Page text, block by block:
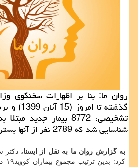
روان ما: بنا بر اظهارات سخنگوی
گذشته تا
شناسایی شد كه 2789 نفر از آنها بستری شدند.
به گزارش روان ما به نقل از ایسنا، دکتر